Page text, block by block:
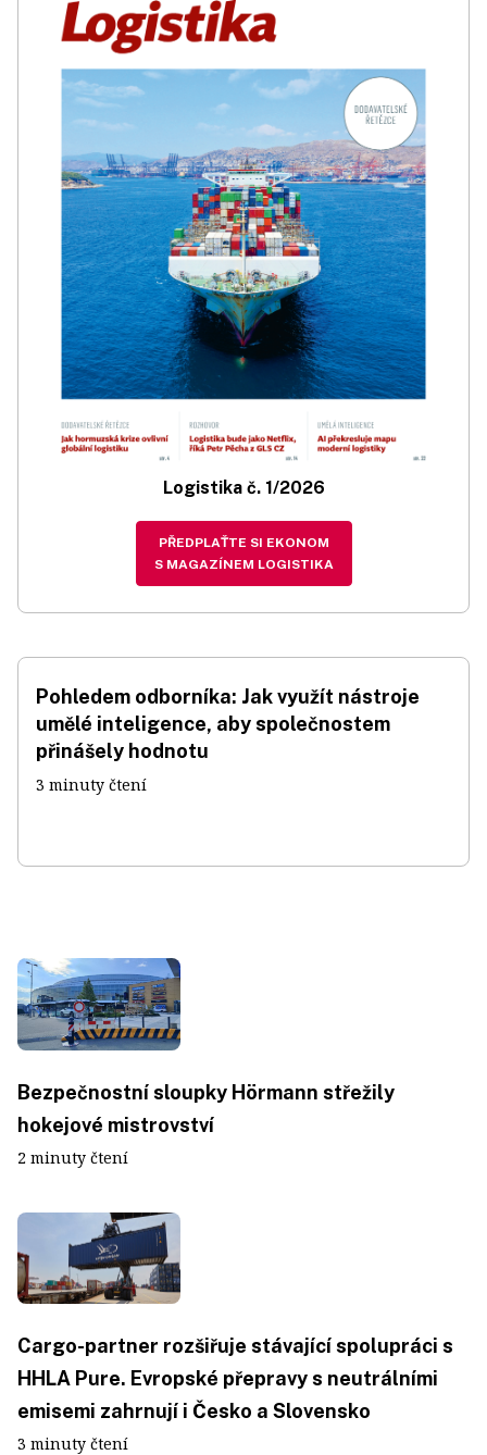
Logistika č. 1/2026
PŘEDPLAŤTE SI EKONOM
S MAGAZÍNEM LOGISTIKA
Pohledem odborníka: Jak využít nástroje
umělé inteligence, aby společnostem
přinášely hodnotu
3 minuty čtení
Bezpečnostní sloupky Hörmann střežily
hokejové mistrovství
2 minuty čtení
Cargo-partner rozšiřuje stávající spolupráci s
HHLA Pure. Evropské přepravy s neutrálními
emisemi zahrnují i Česko a Slovensko
3 minuty čtení